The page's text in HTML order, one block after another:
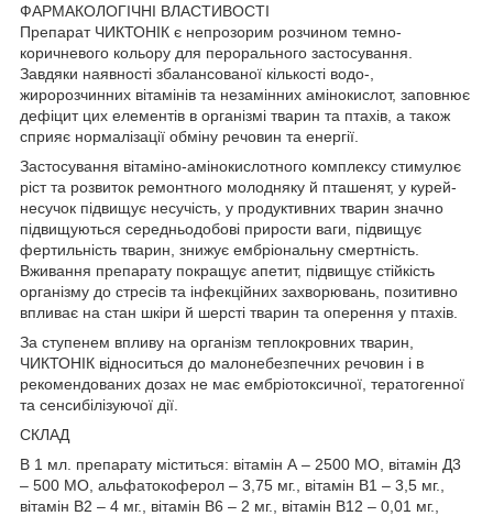
ФАРМАКОЛОГІЧНІ ВЛАСТИВОСТІ
Препарат ЧИКТОНІК є непрозорим розчином темно-
коричневого кольору для перорального застосування.
Завдяки наявності збалансованої кількості водо-,
жиророзчинних вітамінів та незамінних амінокислот, заповнює
дефіцит цих елементів в організмі тварин та птахів, а також
сприяє нормалізації обміну речовин та енергії.
Застосування вітаміно-амінокислотного комплексу стимулює
ріст та розвиток ремонтного молодняку й пташенят, у курей-
несучок підвищує несучість, у продуктивних тварин значно
підвищуються середньодобові прирости ваги, підвищує
фертильність тварин, знижує ембріональну смертність.
Вживання препарату покращує апетит, підвищує стійкість
організму до стресів та інфекційних захворювань, позитивно
впливає на стан шкіри й шерсті тварин та оперення у птахів.
За ступенем впливу на організм теплокровних тварин,
ЧИКТОНІК відноситься до малонебезпечних речовин і в
рекомендованих дозах не має ембріотоксичної, тератогенної
та сенсибілізуючої дії.
СКЛАД
В 1 мл. препарату міститься: вітамін А – 2500 МО, вітамін Д3
– 500 МО, альфатокоферол – 3,75 мг., вітамін В1 – 3,5 мг.,
вітамін В2 – 4 мг., вітамін В6 – 2 мг., вітамін В12 – 0,01 мг.,